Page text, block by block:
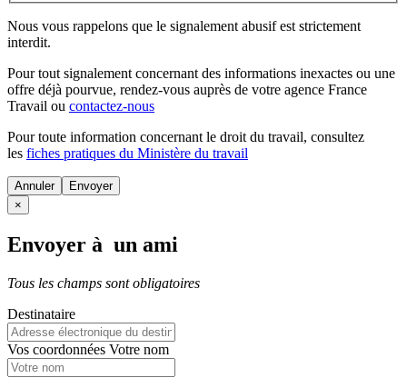
Nous vous rappelons que le signalement abusif est strictement
interdit.
Pour tout signalement concernant des informations inexactes ou une
offre déjà pourvue, rendez-vous auprès de votre agence France
Travail ou contactez-nous
Pour toute information concernant le droit du travail, consultez
les fiches pratiques du Ministère du travail
Annuler
×
Envoyer à un ami
Tous les champs sont obligatoires
Destinataire
Vos coordonnées Votre nom